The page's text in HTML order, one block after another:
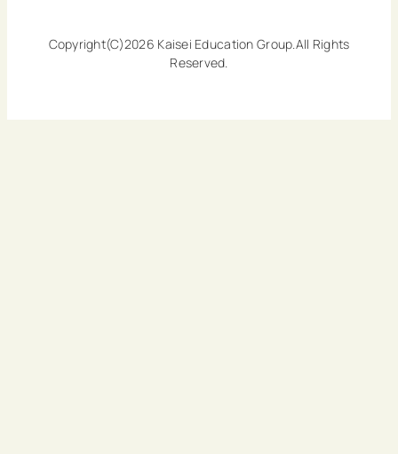
Copyright(C)2026 Kaisei Education Group.All Rights
Reserved.